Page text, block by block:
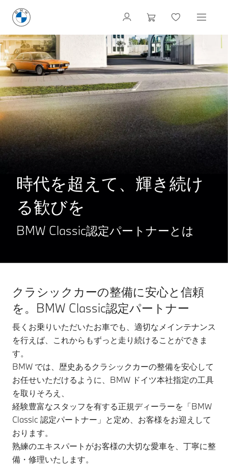
時代を超えて、輝き続け
る歓びを
BMW Classic認定パートナーとは
クラシックカーの整備に安心と信頼
を。BMW Classic認定パートナー
長くお乗りいただいたお車でも、適切なメインテナンス
を行えば、これからもずっと走り続けることができま
す。
BMW では、歴史あるクラシックカーの整備を安心して
お任せいただけるように、BMW ドイツ本社指定の工具
を取りそろえ、
経験豊富なスタッフを有する正規ディーラーを「BMW
Classic 認定パートナー」と定め、お客様をお迎えして
おります。
熟練のエキスパートがお客様の大切な愛車を、丁寧に整
備・修理いたします。